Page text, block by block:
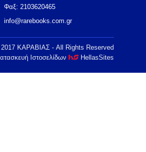
Φαξ: 2103620465
info@rarebooks.com.gr
ΚΑΡΑΒΙΑΣ - All Rights Reserved
Ιστοσελίδων
HellasSites